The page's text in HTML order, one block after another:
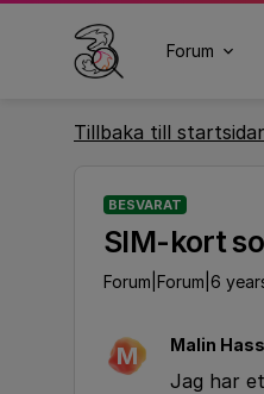
Forum
Tillbaka till
BESVARAT
SIM-kort
Forum|Forum|6
M Malin
Jag har